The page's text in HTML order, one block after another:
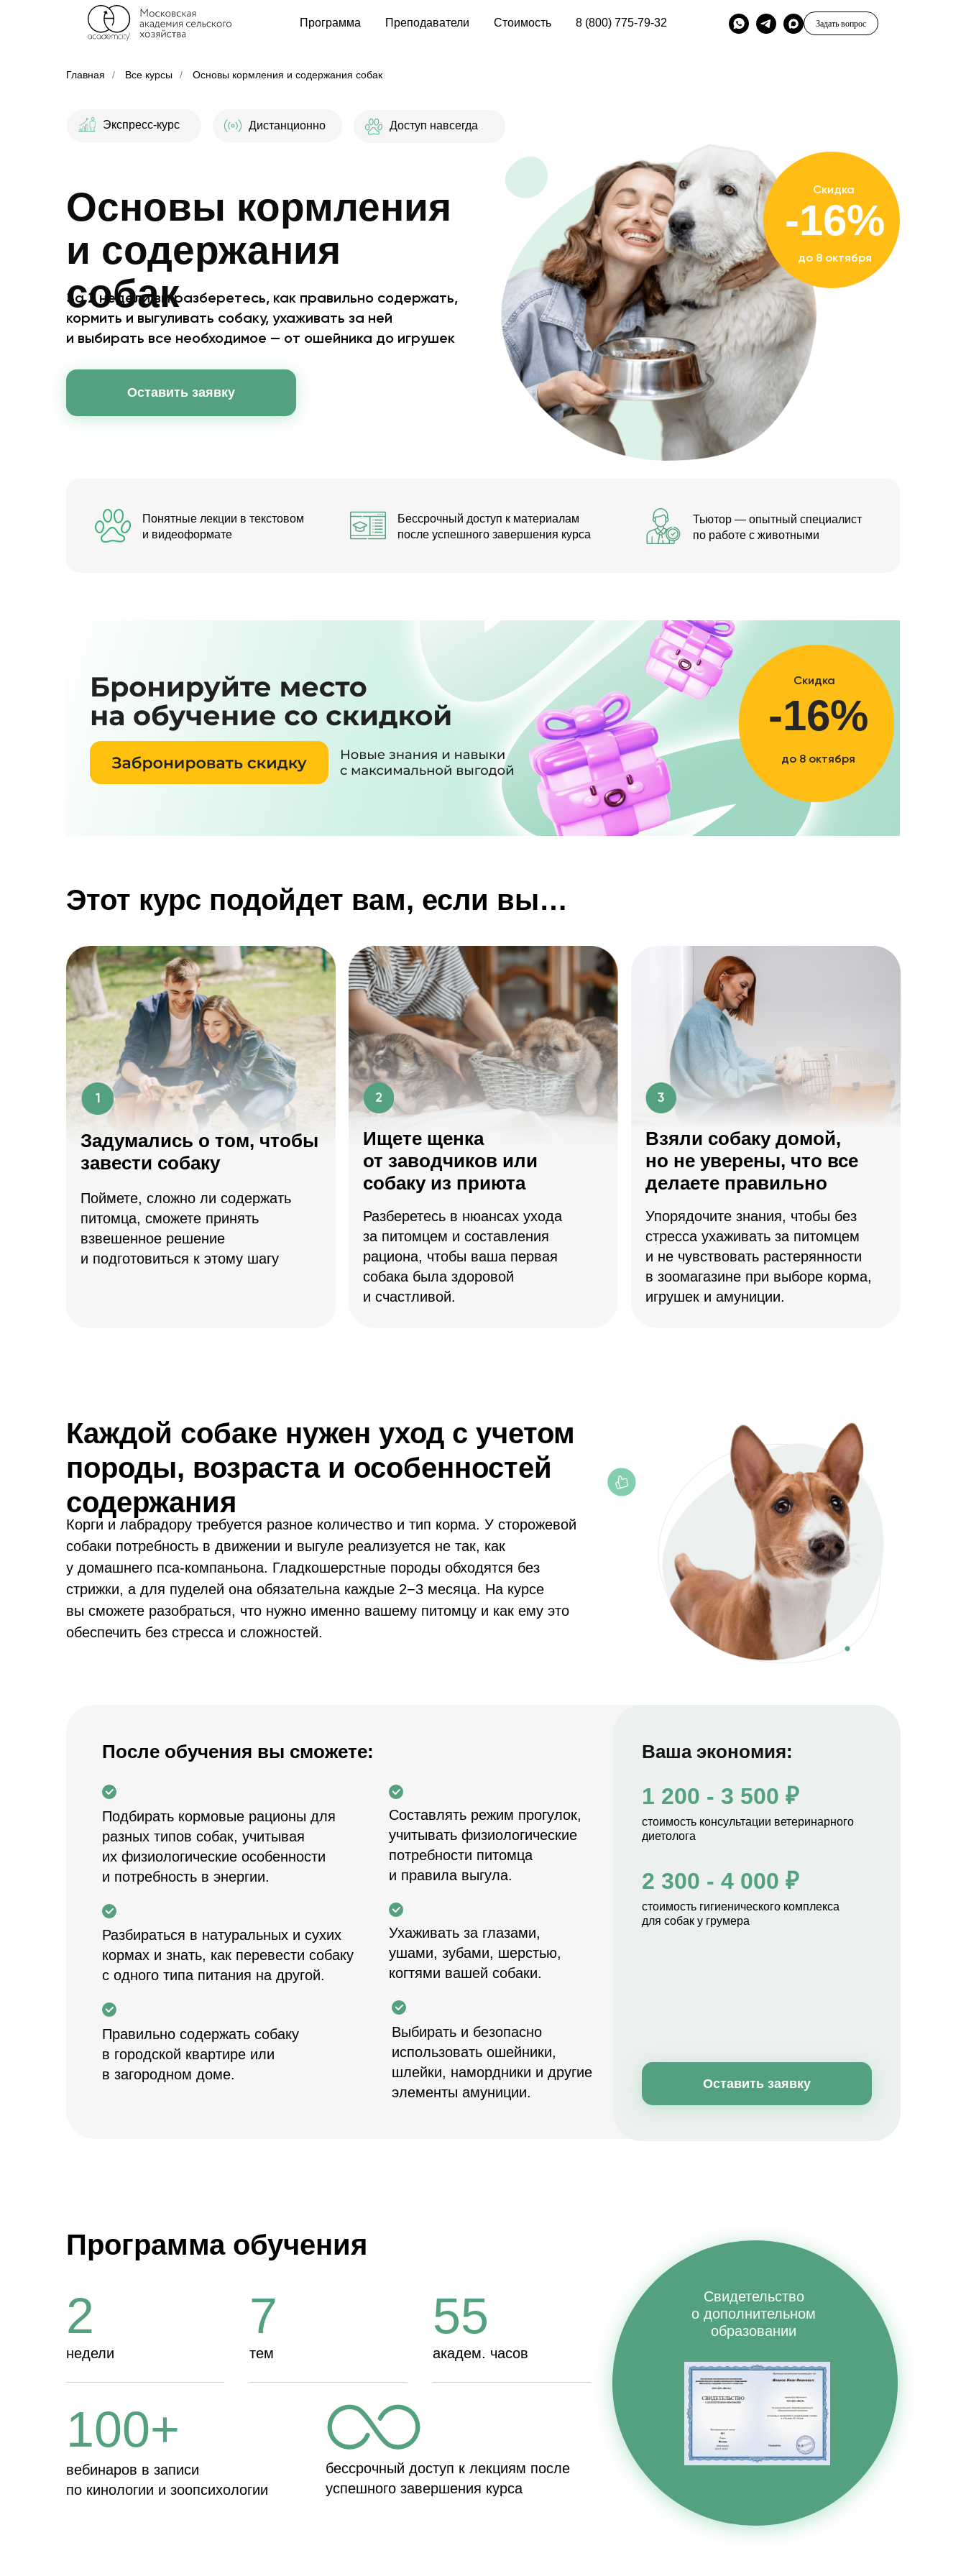
Программа Преподаватели Стоимость 8 (800) 775-79-32 Задать вопрос
Главная / Все курсы / Основы кормления и содержания собак
Скидка
до 8 октября
-16%
Основы кормления
и содержания
собак
За 2 недели вы разберетесь, как правильно содержать,
кормить и выгуливать собаку, ухаживать за ней
и выбирать все необходимое — от ошейника до игрушек
Экспресс-курс Дистанционно
Оставить заявку
Понятные лекции в текстовом
и видеоформате
Бессрочный доступ к материалам
после успешного завершения курса
Тьютор — опытный специалист
по работе с животными
Доступ навсегда
Скидка
до 8 октября
-16%
Этот курс подойдет вам, если вы…
Разберетесь в нюансах ухода
за питомцем и составления
рациона, чтобы ваша первая
собака была здоровой
и счастливой.
Ищете щенка
от заводчиков или
собаку из приюта
Поймете, сложно ли содержать
питомца, сможете принять
взвешенное решение
и подготовиться к этому шагу
Задумались о том, чтобы
завести собаку
Упорядочите знания, чтобы без
стресса ухаживать за питомцем
и не чувствовать растерянности
в зоомагазине при выборе корма,
игрушек и амуниции.
Взяли собаку домой,
но не уверены, что все
делаете правильно
Каждой собаке нужен уход с учетом
породы, возраста и особенностей
содержания
Корги и лабрадору требуется разное количество и тип корма. У сторожевой
собаки потребность в движении и выгуле реализуется не так, как
у домашнего пса-компаньона. Гладкошерстные породы обходятся без
стрижки, а для пуделей она обязательна каждые 2−3 месяца. На курсе
вы сможете разобраться, что нужно именно вашему питомцу и как ему это
обеспечить без стресса и сложностей.
1 200 - 3 500 ₽
стоимость консультации ветеринарного
диетолога
2 300 - 4 000 ₽
стоимость гигиенического комплекса
для собак у грумера
Ваша экономия:
После обучения вы сможете:
Подбирать кормовые рационы для
разных типов собак, учитывая
их физиологические особенности
и потребность в энергии.
Ухаживать за глазами,
ушами, зубами, шерстью,
когтями вашей собаки.
Составлять режим прогулок,
учитывать физиологические
потребности питомца
и правила выгула.
Оставить заявку
Правильно содержать собаку
в городской квартире или
в загородном доме.
Разбираться в натуральных и сухих
кормах и знать, как перевести собаку
с одного типа питания на другой.
Выбирать и безопасно
использовать ошейники,
шлейки, намордники и другие
элементы амуниции.
Программа обучения
2
100+
7 55
недели
вебинаров в записи
по кинологии и зоопсихологии
тем академ. часов
бессрочный доступ к лекциям после
успешного завершения курса
Свидетельство
о дополнительном
образовании